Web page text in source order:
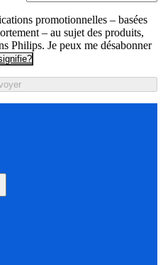
promotionnelles – basées
– au sujet des produits,
Philips. Je peux me désabonner